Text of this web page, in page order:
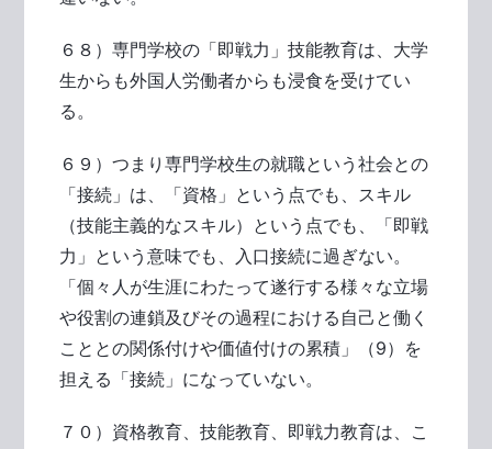
６８）専門学校の「即戦力」技能教育は、大学
生からも外国人労働者からも浸食を受けてい
る。
６９）つまり専門学校生の就職という社会との
「接続」は、「資格」という点でも、スキル
（技能主義的なスキル）という点でも、「即戦
力」という意味でも、入口接続に過ぎない。
「個々人が生涯にわたって遂行する様々な立場
や役割の連鎖及びその過程における自己と働く
こととの関係付けや価値付けの累積」（9）を
担える「接続」になっていない。
７０）資格教育、技能教育、即戦力教育は、こ